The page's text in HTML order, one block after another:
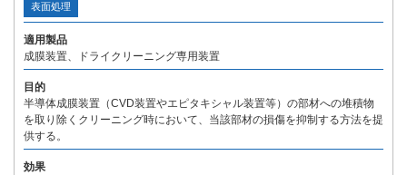
表面処理
適用製品
成膜装置、ドライクリーニング専用装置
目的
半導体成膜装置（CVD装置やエピタキシャル装置等）の部材への堆積物
を取り除くクリーニング時において、当該部材の損傷を抑制する方法を提
供する。
効果